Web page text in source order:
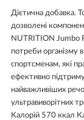
Дієтична добавка.
дозволені
NUTRITION Jumbo
потреби організму
спортсменам, які
ефективно
найважливіших
ультравиворітних
Калорій 570 ккал